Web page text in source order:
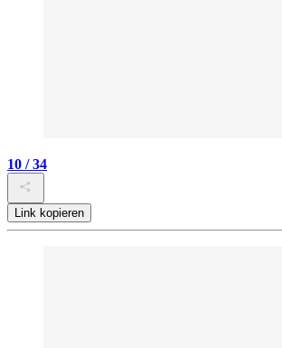
10 / 34
Link kopieren